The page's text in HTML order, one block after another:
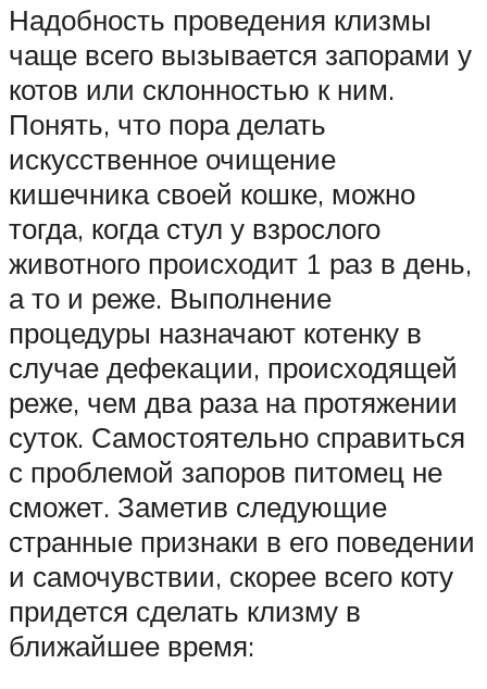
Надобность проведения клизмы
чаще всего вызывается запорами у
котов или склонностью к ним.
Понять, что пора делать
искусственное очищение
кишечника своей кошке, можно
тогда, когда стул у взрослого
животного происходит 1 раз в день,
а то и реже. Выполнение
процедуры назначают котенку в
случае дефекации, происходящей
реже, чем два раза на протяжении
суток. Самостоятельно справиться
с проблемой запоров питомец не
сможет. Заметив следующие
странные признаки в его поведении
и самочувствии, скорее всего коту
придется сделать клизму в
ближайшее время: